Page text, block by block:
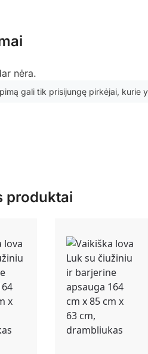
nėra.
gali tik prisijungę pirkėjai, kurie
produktai